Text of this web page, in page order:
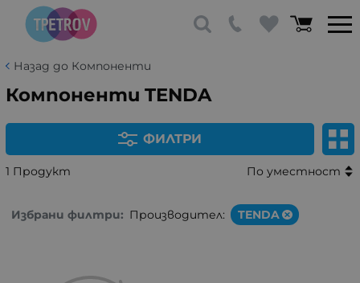
Назад до Компоненти
Компоненти TENDA
ФИЛТРИ
1 Продукт По уместност
Избрани филтри: Производител: TENDA